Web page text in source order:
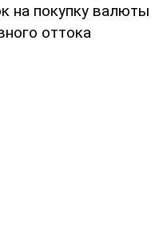
на покупку валюты
оттока